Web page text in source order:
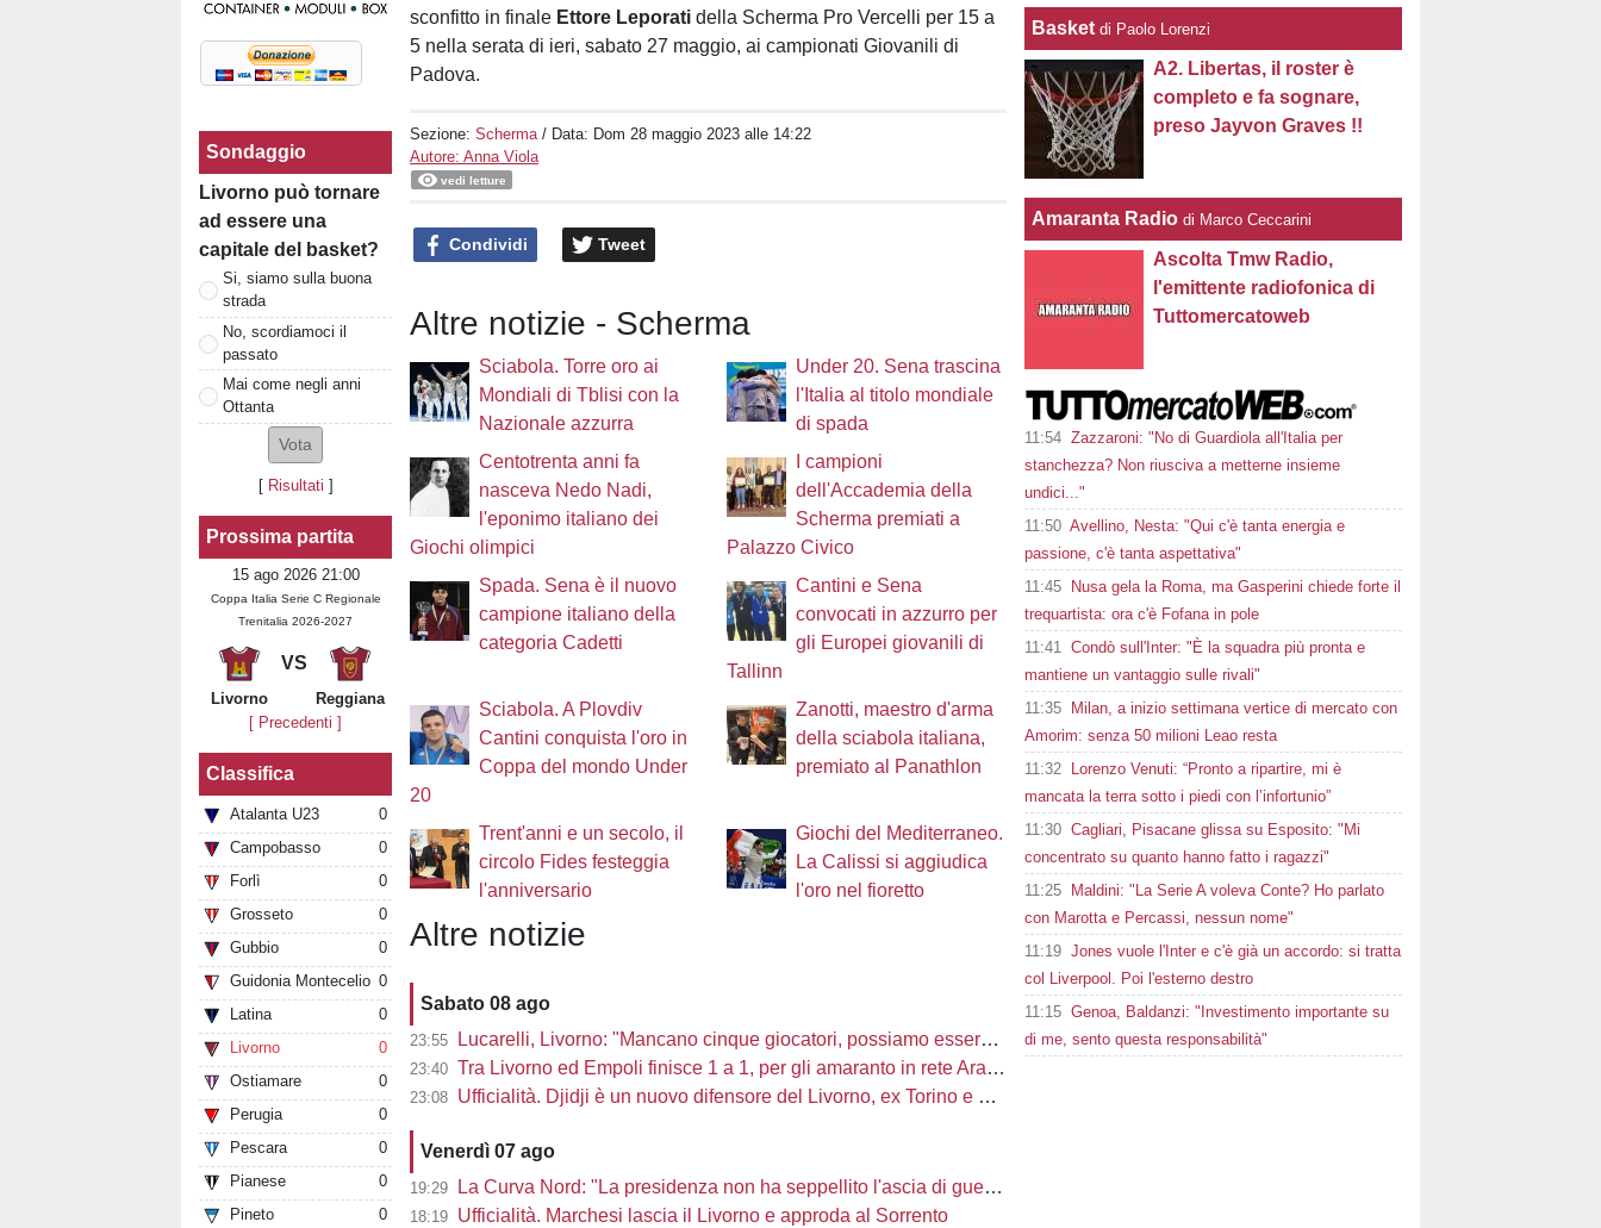
Sondaggio
Livorno può tornare
ad essere una
capitale del basket?
Si, siamo sulla buona
strada
No, scordiamoci il
passato
Mai come negli anni
Ottanta
[ Risultati ]
Prossima partita
15 ago 2026 21:00
Coppa Italia Serie C Regionale
Trenitalia 2026-2027
VS
Livorno
Reggiana
[ Precedenti ]
Classifica
Atalanta U23
0
Campobasso
0
Forlì
0
Grosseto
0
Gubbio
0
Guidonia Montecelio 0
Latina
0
Livorno
0
Ostiamare
0
Perugia
0
Pescara
0
Pianese
0
Pineto
0
sconfitto in finale Ettore Leporati della Scherma Pro Vercelli per 15 a
5 nella serata di ieri, sabato 27 maggio, ai campionati Giovanili di
Padova.
Sezione:Scherma / Data: Dom 28 maggio 2023 alle 14:22
Autore: Anna Viola
vedi letture
Condividi Tweet
Altre notizie - Scherma
Sciabola. Torre oro ai
Mondiali di Tblisi con la
Nazionale azzurra
Under 20. Sena trascina
l'Italia al titolo mondiale
di spada
Centotrenta anni fa
nasceva Nedo Nadi,
l'eponimo italiano dei
Giochi olimpici
I campioni
dell'Accademia della
Scherma premiati a
Palazzo Civico
Spada. Sena è il nuovo
campione italiano della
categoria Cadetti
Cantini e Sena
convocati in azzurro per
gli Europei giovanili di
Tallinn
Sciabola. A Plovdiv
Cantini conquista l'oro in
Coppa del mondo Under
20
Zanotti, maestro d'arma
della sciabola italiana,
premiato al Panathlon
Trent'anni e un secolo, il
circolo Fides festeggia
l'anniversario
Giochi del Mediterraneo.
La Calissi si aggiudica
l'oro nel fioretto
Altre notizie
Sabato 08 ago
23:55 Lucarelli, Livorno: "Mancano cinque giocatori, possiamo essere una mina vagante"
23:40 Tra Livorno ed Empoli finisce 1 a 1, per gli amaranto in rete Aramu
23:08 Ufficialità. Djidji è un nuovo difensore del Livorno, ex Torino e Crotone
Venerdì 07 ago
19:29 La Curva Nord: "La presidenza non ha seppellito l'ascia di guerra"
18:19 Ufficialità. Marchesi lascia il Livorno e approda al Sorrento
Basket di Paolo Lorenzi
A2. Libertas, il roster è
completo e fa sognare,
preso Jayvon Graves !!
Amaranta Radio di Marco Ceccarini
Ascolta Tmw Radio,
l'emittente radiofonica di
Tuttomercatoweb
11:54 Zazzaroni: "No di Guardiola all'Italia per
stanchezza? Non riusciva a metterne insieme
undici..."
11:50 Avellino, Nesta: "Qui c'è tanta energia e
passione, c'è tanta aspettativa"
11:45
Nusa gela la Roma, ma Gasperini chiede forte il
trequartista: ora c'è Fofana in pole
11:41 Condò sull'Inter: "È la squadra più pronta e
mantiene un vantaggio sulle rivali"
11:35
Milan, a inizio settimana vertice di mercato con
Amorim: senza 50 milioni Leao resta
11:32
Lorenzo Venuti: “Pronto a ripartire, mi è
mancata la terra sotto i piedi con l’infortunio”
11:30 Cagliari, Pisacane glissa su Esposito: "Mi
concentrato su quanto hanno fatto i ragazzi"
11:25
Maldini: "La Serie A voleva Conte? Ho parlato
con Marotta e Percassi, nessun nome"
11:19 Jones vuole l'Inter e c'è già un accordo: si tratta
col Liverpool. Poi l'esterno destro
11:15 Genoa, Baldanzi: "Investimento importante su
di me, sento questa responsabilità"